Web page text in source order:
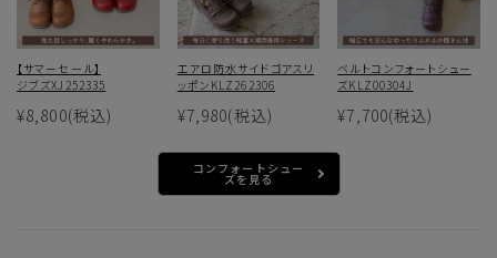
【サマーセール】
ジブズXJ252335
¥8,800(税込)
エアロ防水サイドゴアスリ
ッポンKLZ262306
¥7,980(税込)
ベルトコンフォートシュー
ズKLZ00304J
¥7,700(税込)
コンフォートシュー
ズを見る